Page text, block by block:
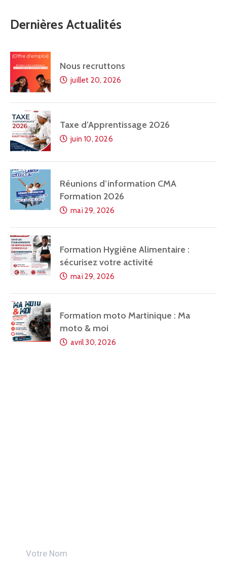
Dernières Actualités
Nous recruttons
juillet 20, 2026
Taxe d’Apprentissage 2026
juin 10, 2026
Réunions d’information CMA
Formation 2026
mai 29, 2026
Formation Hygiène Alimentaire :
sécurisez votre activité
mai 29, 2026
Formation moto Martinique : Ma
moto & moi
avril 30, 2026